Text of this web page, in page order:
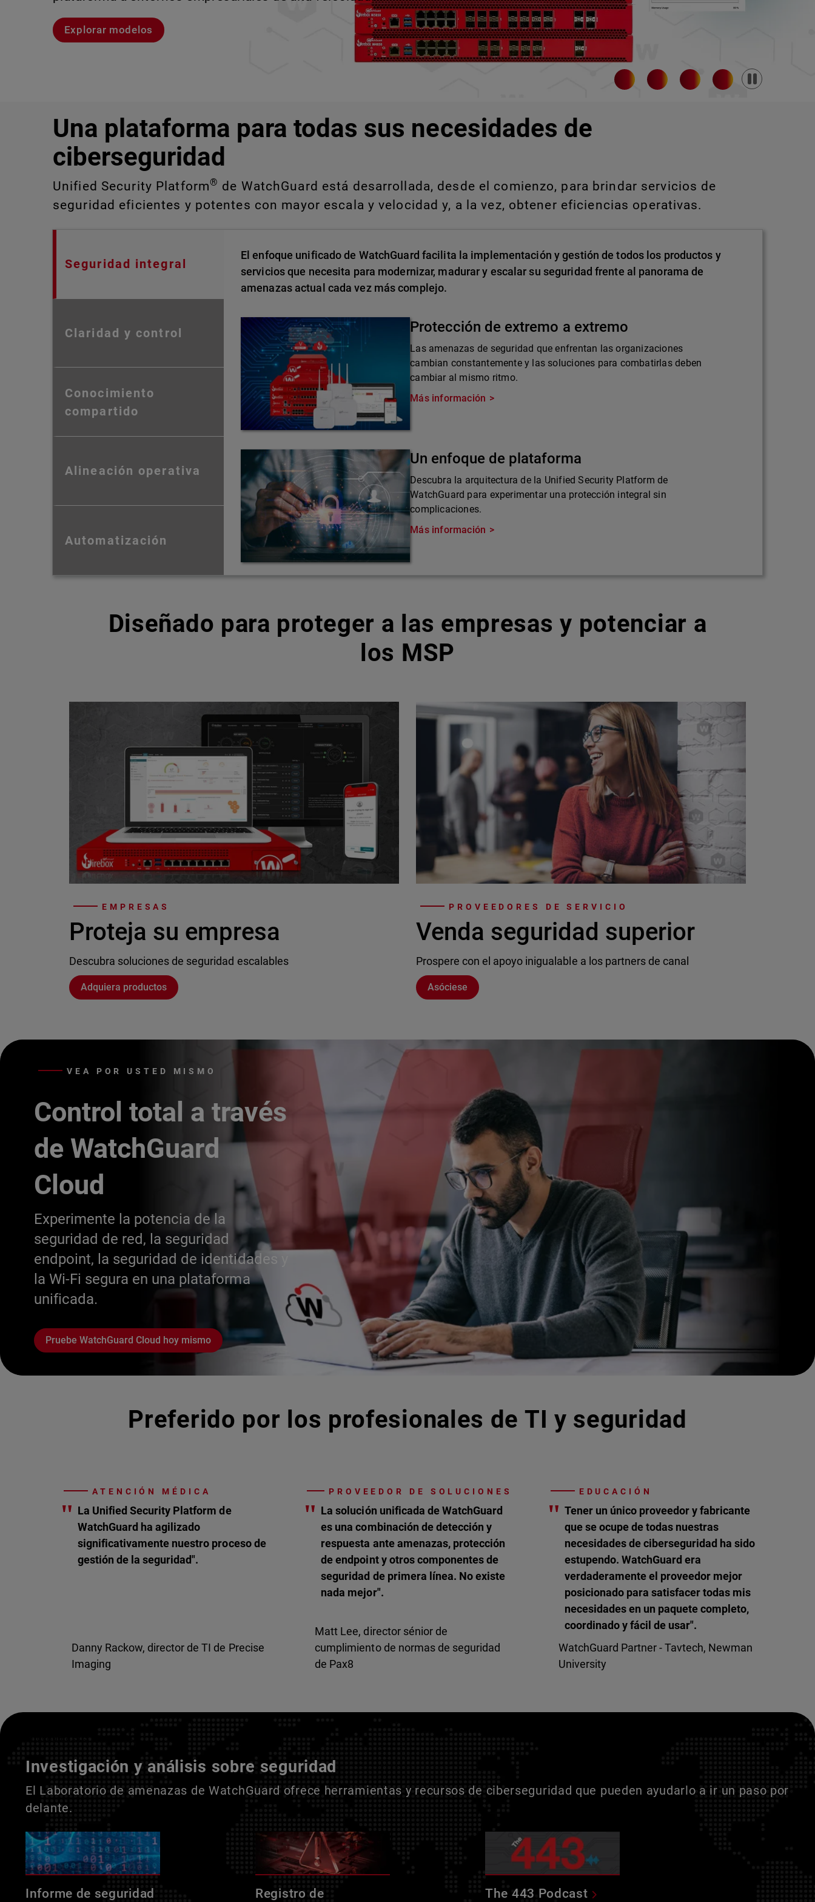
Explorar modelos
Explora CloudDR
Conozcan a Rai
Conozca WatchGuard EDR
Pause
Una plataforma para todas sus necesidades de
ciberseguridad
Unified Security Platform® de WatchGuard está desarrollada, desde el comienzo, para brindar servicios de
seguridad eficientes y potentes con mayor escala y velocidad y, a la vez, obtener eficiencias operativas.
Seguridad integral
Claridad y control
Conocimiento
compartido
Alineación operativa
Automatización
El enfoque unificado de WatchGuard facilita la implementación y gestión de todos los productos y
servicios que necesita para modernizar, madurar y escalar su seguridad frente al panorama de
amenazas actual cada vez más complejo.
Protección de extremo a extremo
Las amenazas de seguridad que enfrentan las organizaciones
cambian constantemente y las soluciones para combatirlas deben
cambiar al mismo ritmo.
Más información
Un enfoque de plataforma
Descubra la arquitectura de la Unified Security Platform de
WatchGuard para experimentar una protección integral sin
complicaciones.
Más información
Diseñado para proteger a las empresas y potenciar a
los MSP
EMPRESAS
Proteja su empresa
Descubra soluciones de seguridad escalables
Adquiera productos
PROVEEDORES DE SERVICIO
Venda seguridad superior
Prospere con el apoyo inigualable a los partners de canal
Asóciese
VEA POR USTED MISMO
Control total a través
de WatchGuard
Cloud
Experimente la potencia de la
seguridad de red, la seguridad
endpoint, la seguridad de identidades y
la Wi-Fi segura en una plataforma
unificada.
Pruebe WatchGuard Cloud hoy mismo
Preferido por los profesionales de TI y seguridad
ATENCIÓN MÉDICA
" La Unified Security Platform de
WatchGuard ha agilizado
significativamente nuestro proceso de
gestión de la seguridad".
Danny Rackow, director de TI de Precise
Imaging
PROVEEDOR DE SOLUCIONES
" La solución unificada de WatchGuard
es una combinación de detección y
respuesta ante amenazas, protección
de endpoint y otros componentes de
seguridad de primera línea. No existe
nada mejor".
Matt Lee, director sénior de
cumplimiento de normas de seguridad
de Pax8
EDUCACIÓN
" Tener un único proveedor y fabricante
que se ocupe de todas nuestras
necesidades de ciberseguridad ha sido
estupendo. WatchGuard era
verdaderamente el proveedor mejor
posicionado para satisfacer todas mis
necesidades en un paquete completo,
coordinado y fácil de usar".
WatchGuard Partner - Tavtech, Newman
University
Investigación y análisis sobre seguridad
El Laboratorio de amenazas de WatchGuard ofrece herramientas y recursos de ciberseguridad que pueden ayudarlo a ir un paso por
delante.
Informe de seguridad
Registro de
The 443 Podcast